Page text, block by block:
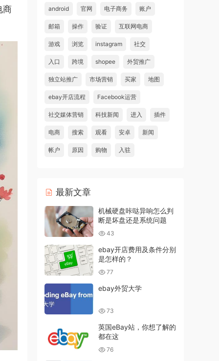
商
android 官网 电子商务 账户
邮箱 操作 验证 互联网电商
游戏 浏览 instagram 社交
入口 跨境 shopee 外贸推广
独立站推广 市场营销 买家 地图
ebay开店流程 Facebook运营
社交媒体营销 科技新闻 进入 插件
电商 搜索 观看 安卓 新闻
帐户 原因 购物 入驻
最新文章
机械硬盘咔哒异响怎么判
断是坏盘还是系统问题
43
ebay开店费用及条件分别
是怎样的？
77
ebay外贸大学
73
英国eBay站，你想了解的
都在这
76